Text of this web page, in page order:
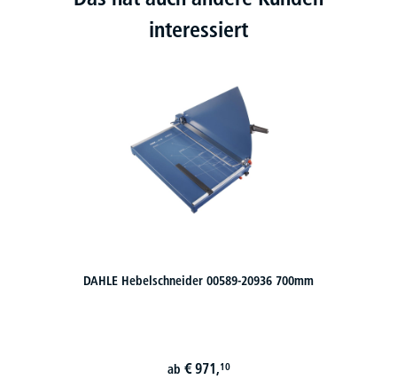
interessiert
DAHLE Hebelschneider 00589-20936 700mm
ab € 971,10